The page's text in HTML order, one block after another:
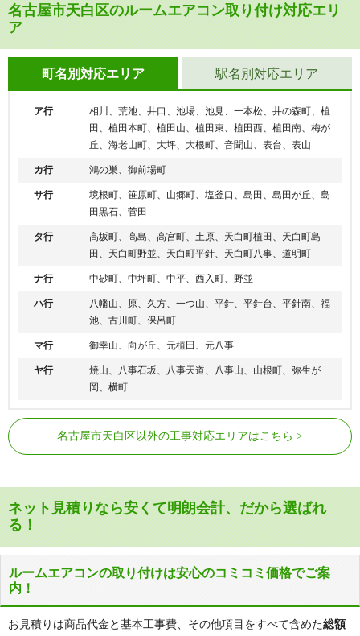
名古屋市天白区のルームエアコン取り付け対応エリ
ア
町名別対応エリア
ア行
相川、荒池、井口、池場、池見、一本松、井の森町、植
田、植田本町、植田山、植田東、植田西、植田南、梅が
丘、海老山町、大坪、大根町、音聞山、表台、表山
カ行 鴻の巣、御前場町
サ行
境根町、笹原町、山郷町、塩釜口、島田、島田が丘、島
田黒石、菅田
タ行
高坂町、高島、高宮町、土原、天白町植田、天白町島
田、天白町野並、天白町平針、天白町八事、道明町
ナ行 中砂町、中坪町、中平、西入町、野並
ハ行
八幡山、原、久方、一つ山、平針、平針台、平針南、福
池、古川町、保呂町
マ行 御幸山、向が丘、元植田、元八事
ヤ行
焼山、八事石坂、八事天道、八事山、山根町、弥生が
岡、横町
駅名別対応エリア
名古屋市営地下鉄鶴舞線 塩釜口駅、植田駅、原駅、平針駅
名古屋市天白区以外の工事対応エリアはこちら
ネット見積りなら安くて明朗会計、だから選ばれ
る！
ルームエアコンの取り付けは安心のコミコミ価格でご案
内！
お見積りは商品代金と基本工事費、その他項目をすべて含めた総額